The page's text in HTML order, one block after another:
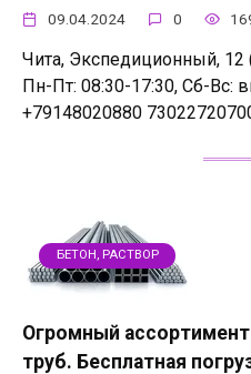
09.04.2024 0
Чита, Экспедиционный,
Пн-Пт: 08:30-17:30, Сб-Вс:
+79148020880
БЕТОН, РАСТВОР
Огромный
труб. Бесплатная